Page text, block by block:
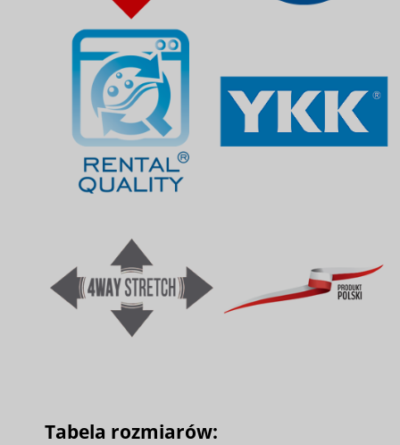
Tabela rozmiarów: